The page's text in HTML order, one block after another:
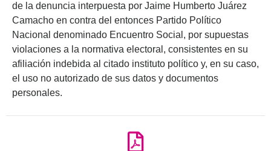
de la denuncia interpuesta por Jaime Humberto Juárez
Camacho en contra del entonces Partido Político
Nacional denominado Encuentro Social, por supuestas
violaciones a la normativa electoral, consistentes en su
afiliación indebida al citado instituto político y, en su caso,
el uso no autorizado de sus datos y documentos
personales.